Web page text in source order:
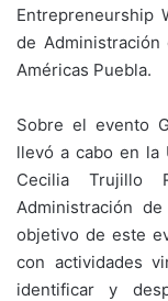
Entrepreneurship
de
Américas Puebla.
Sobre el evento
llevó a cabo en la
Cecilia Trujillo
Administración
objetivo de este
con actividades
identificar y